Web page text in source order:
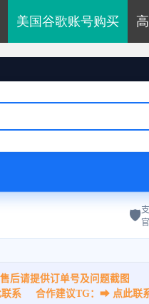
美国谷歌账号购买